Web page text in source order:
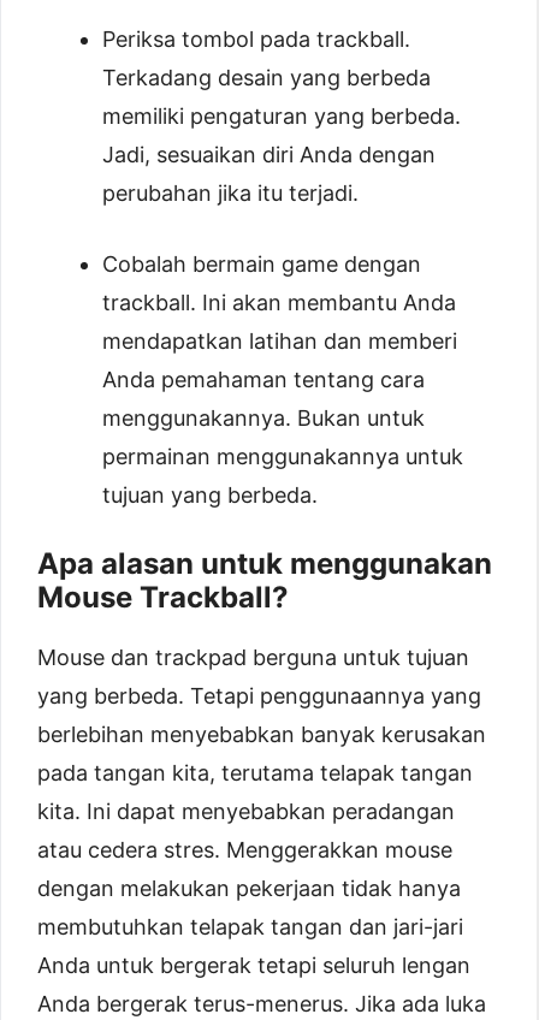
Periksa tombol pada trackball.
Terkadang desain yang berbeda
memiliki pengaturan yang berbeda.
Jadi, sesuaikan diri Anda dengan
perubahan jika itu terjadi.
Cobalah bermain game dengan
trackball. Ini akan membantu Anda
mendapatkan latihan dan memberi
Anda pemahaman tentang cara
menggunakannya. Bukan untuk
permainan menggunakannya untuk
tujuan yang berbeda.
Apa alasan untuk menggunakan
Mouse Trackball?
Mouse dan trackpad berguna untuk tujuan
yang berbeda. Tetapi penggunaannya yang
berlebihan menyebabkan banyak kerusakan
pada tangan kita, terutama telapak tangan
kita. Ini dapat menyebabkan peradangan
atau cedera stres. Menggerakkan mouse
dengan melakukan pekerjaan tidak hanya
membutuhkan telapak tangan dan jari-jari
Anda untuk bergerak tetapi seluruh lengan
Anda bergerak terus-menerus. Jika ada luka